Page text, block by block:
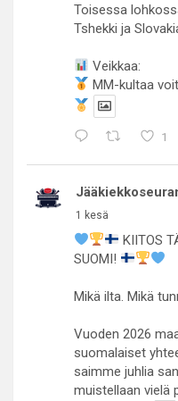
Toisessa
Tshekki ja
Veikkaa:
MM-kultaa
1
1 kesä
KIITOS
SUOMI!
Mikä ilta. Mikä
Vuoden 2026
suomalaiset
saimme juhlia
muistellaan vielä